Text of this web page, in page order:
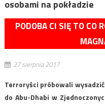
osobami na pokładzie
PODOBA CI SIĘ TO CO
27 sierpnia 2017
Terroryści próbowali
do Abu-Dhabi w